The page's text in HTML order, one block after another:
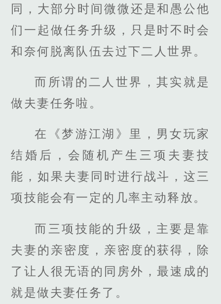
同，大部分时间微微还是和愚公他
们一起做任务升级，只是时不时会
和奈何脱离队伍去过下二人世界。
而所谓的二人世界，其实就是
做夫妻任务啦。
在《梦游江湖》里，男女玩家
结婚后，会随机产生三项夫妻技
能，如果夫妻同时进行战斗，这三
项技能会有一定的几率主动释放。
而三项技能的升级，主要是靠
夫妻的亲密度，亲密度的获得，除
了让人很无语的同房外，最速成的
就是做夫妻任务了。